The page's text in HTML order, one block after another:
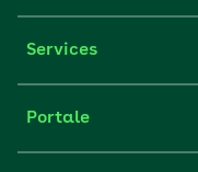
Services
Portale